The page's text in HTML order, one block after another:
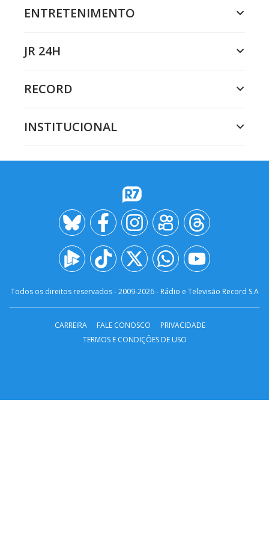
ENTRETENIMENTO
JR 24H
RECORD
INSTITUCIONAL
Todos os direitos reservados - 2009-2026- Rádio e Televisão Record S.A
CARREIRA FALE CONOSCO
PRIVACIDADE
TERMOS E CONDIÇÕES DE USO